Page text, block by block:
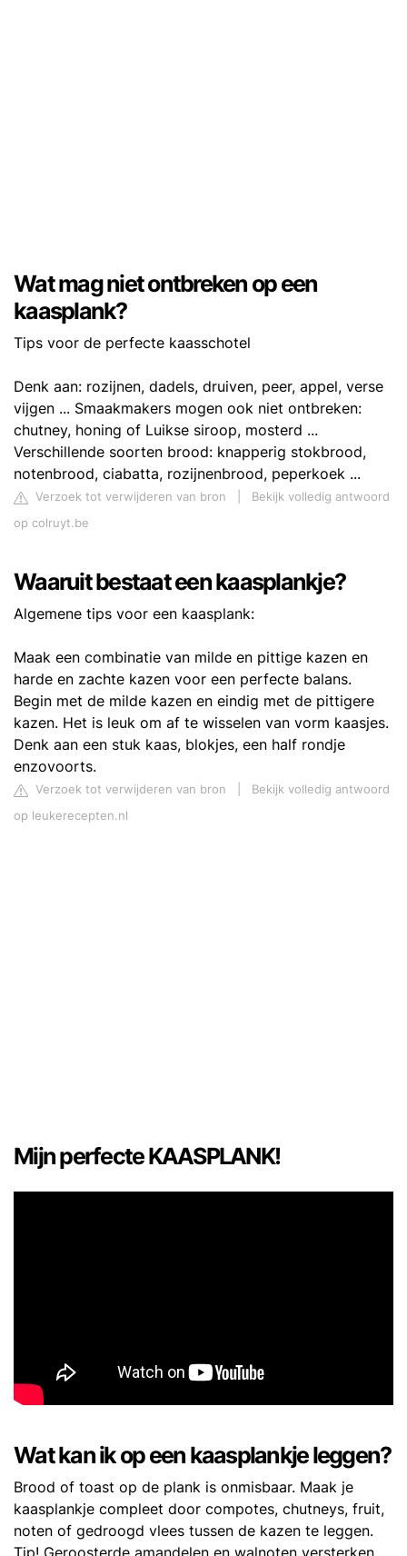
Wat mag niet ontbreken op een
kaasplank?
Tips voor de perfecte kaasschotel
Denk aan: rozijnen, dadels, druiven, peer, appel, verse
vijgen ... Smaakmakers mogen ook niet ontbreken:
chutney, honing of Luikse siroop, mosterd ...
Verschillende soorten brood: knapperig stokbrood,
notenbrood, ciabatta, rozijnenbrood, peperkoek ...
Verzoek tot verwijderen van bron
Bekijk volledig antwoord
op colruyt.be
Waaruit bestaat een kaasplankje?
Algemene tips voor een kaasplank:
Maak een combinatie van milde en pittige kazen en
harde en zachte kazen voor een perfecte balans.
Begin met de milde kazen en eindig met de pittigere
kazen. Het is leuk om af te wisselen van vorm kaasjes.
Denk aan een stuk kaas, blokjes, een half rondje
enzovoorts.
Verzoek tot verwijderen van bron
Bekijk volledig antwoord
op leukerecepten.nl
Mijn perfecte KAASPLANK!
Wat kan ik op een kaasplankje leggen?
Brood of toast op de plank is onmisbaar. Maak je
kaasplankje compleet door compotes, chutneys, fruit,
noten of gedroogd vlees tussen de kazen te leggen.